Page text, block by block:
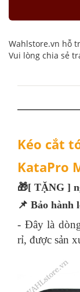
Wahlstore.vn hỗ
Vui lòng chia sẻ
Kéo cắt
KataPro
🎁[ TẶNG ]
📌 Bảo hành
- Đây là
rỉ, được sản